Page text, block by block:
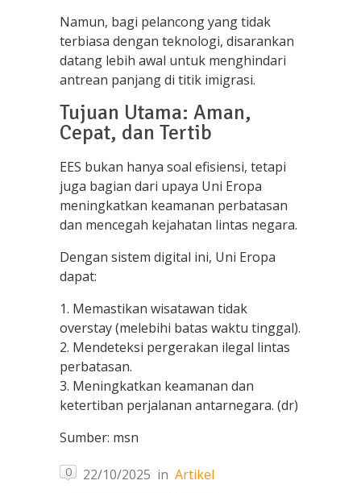
Namun, bagi pelancong yang tidak
terbiasa dengan teknologi, disarankan
datang lebih awal untuk menghindari
antrean panjang di titik imigrasi.
Tujuan Utama: Aman,
Cepat, dan Tertib
EES bukan hanya soal efisiensi, tetapi
juga bagian dari upaya Uni Eropa
meningkatkan keamanan perbatasan
dan mencegah kejahatan lintas negara.
Dengan sistem digital ini, Uni Eropa
dapat:
1. Memastikan wisatawan tidak
overstay (melebihi batas waktu tinggal).
2. Mendeteksi pergerakan ilegal lintas
perbatasan.
3. Meningkatkan keamanan dan
ketertiban perjalanan antarnegara. (dr)
Sumber: msn
0 22/10/2025 in Artikel